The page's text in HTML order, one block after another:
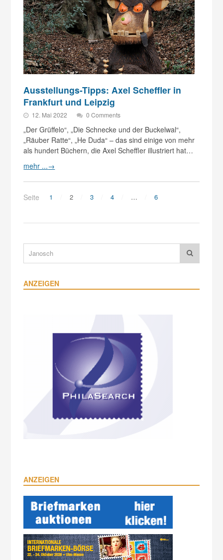
Ausstellungs-Tipps: Axel Scheffler in
Frankfurt und Leipzig
12. Mai 2022 0 Comments
„Der Grüffelo“, „Die Schnecke und der Buckelwal“,
„Räuber Ratte“, „He Duda“ – das sind einige von mehr
als hundert Büchern, die Axel Scheffler illustriert hat…
mehr ...→
Seite 1 2 3 4 … 6
ANZEIGEN
ANZEIGEN